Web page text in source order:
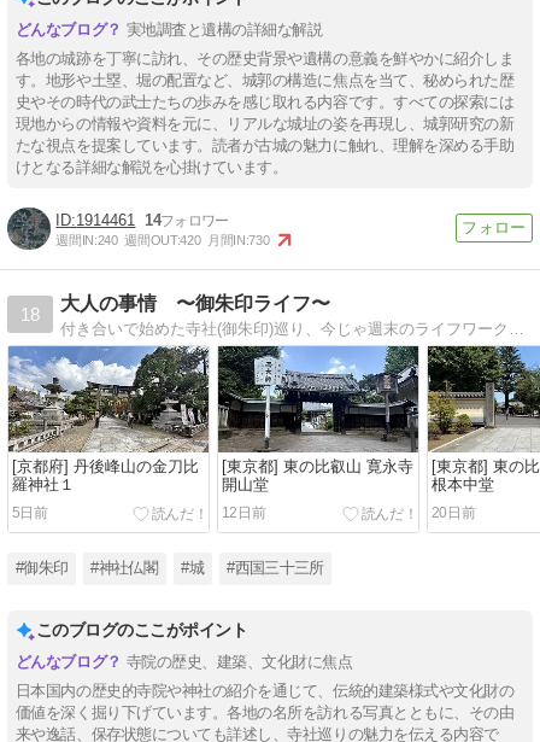
実地調査と遺構の詳細な解説
各地の城跡を丁寧に訪れ、その歴史背景や遺構の意義を鮮やかに紹介しま
す。地形や土塁、堀の配置など、城郭の構造に焦点を当て、秘められた歴
史やその時代の武士たちの歩みを感じ取れる内容です。すべての探索には
現地からの情報や資料を元に、リアルな城址の姿を再現し、城郭研究の新
たな視点を提案しています。読者が古城の魅力に触れ、理解を深める手助
けとなる詳細な解説を心掛けています。
1914461 14
週間IN:240 週間OUT:420 月間IN:730
18
大人の事情 〜御朱印ライフ〜
[京都府] 丹後峰山の金刀比
羅神社１
5日前
[東京都] 東の比叡山 寛永寺
開山堂
12日前
[東京都] 東の
根本中堂
20日前
#御朱印 #神社仏閣 #城 #西国三十三所
このブログのここがポイント
寺院の歴史、建築、文化財に焦点
日本国内の歴史的寺院や神社の紹介を通じて、伝統的建築様式や文化財の
価値を深く掘り下げています。各地の名所を訪れる写真とともに、その由
来や逸話、保存状態についても詳述し、寺社巡りの魅力を伝える内容で